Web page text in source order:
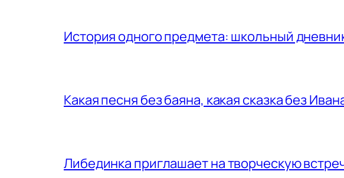
История одного предмета: школьный
Какая песня без баяна, какая сказка без
Либединка приглашает на творческую